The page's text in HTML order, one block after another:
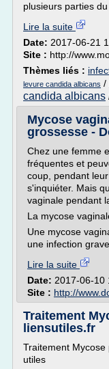
plusieurs parties du
Lire la suite
Date: 2017-06-21
Site : http://
Thèmes liés :
levure candida albicans /
candida albicans
Mycose
grossesse -
Chez une femme
fréquentes et
coup, pendant
s'inquiéter. Mais
vaginale pendant
La mycose
Une mycose
une infection
Lire la suite
Date: 2017-06-10
Site : http://
Traitement
liensutiles.fr
Traitement Mycose
utiles